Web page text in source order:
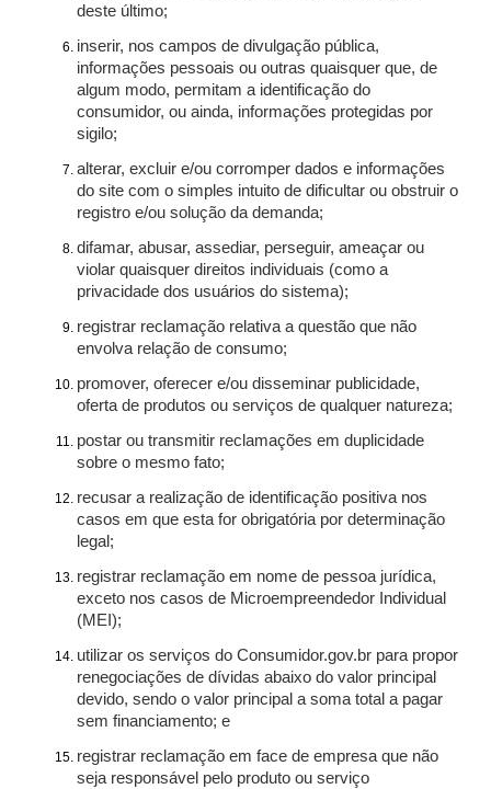
deste último;
inserir, nos campos de divulgação pública,
informações pessoais ou outras quaisquer que, de
algum modo, permitam a identificação do
consumidor, ou ainda, informações protegidas por
sigilo;
alterar, excluir e/ou corromper dados e informações
do site com o simples intuito de dificultar ou obstruir o
registro e/ou solução da demanda;
difamar, abusar, assediar, perseguir, ameaçar ou
violar quaisquer direitos individuais (como a
privacidade dos usuários do sistema);
registrar reclamação relativa a questão que não
envolva relação de consumo;
promover, oferecer e/ou disseminar publicidade,
oferta de produtos ou serviços de qualquer natureza;
postar ou transmitir reclamações em duplicidade
sobre o mesmo fato;
recusar a realização de identificação positiva nos
casos em que esta for obrigatória por determinação
legal;
registrar reclamação em nome de pessoa jurídica,
exceto nos casos de Microempreendedor Individual
(MEI);
utilizar os serviços do Consumidor.gov.br para propor
renegociações de dívidas abaixo do valor principal
devido, sendo o valor principal a soma total a pagar
sem financiamento; e
registrar reclamação em face de empresa que não
seja responsável pelo produto ou serviço